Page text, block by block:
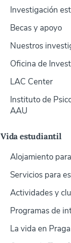
Investigación
Becas y apoyo
Nuestros
Oficina de
LAC Center
Instituto de
AAU
Vida estudiantil
Alojamiento
Servicios para
Actividades y
Programas de
La vida en Praga